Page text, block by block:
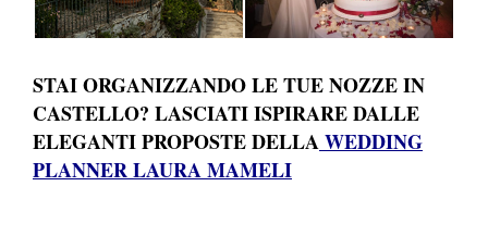
STAI ORGANIZZANDO LE TUE NOZZE IN
CASTELLO? LASCIATI ISPIRARE DALLE
ELEGANTI PROPOSTE DELLAWEDDING
PLANNER LAURA MAMELI